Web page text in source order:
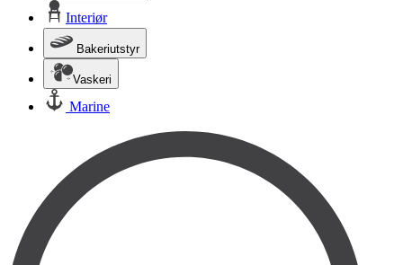
Interiør
Bakeriutstyr
Vaskeri
Marine